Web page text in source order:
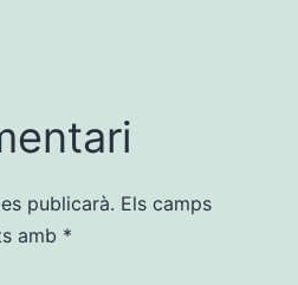
publicarà. Els camps
amb *